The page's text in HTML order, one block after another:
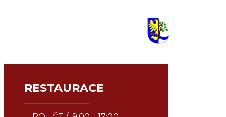
RESTAURACE
¯¯¯¯¯¯¯¯¯¯¯¯¯¯¯¯